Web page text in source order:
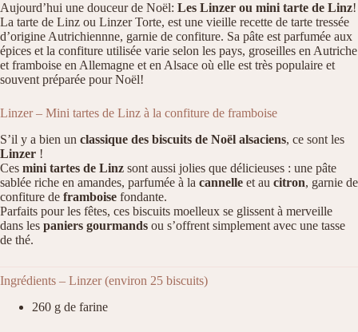
Aujourd’hui une douceur de Noël: Les Linzer ou mini tarte de Linz!
La tarte de Linz ou Linzer Torte, est une vieille recette de tarte tressée
d’origine Autrichiennne, garnie de confiture. Sa pâte est parfumée aux
épices et la confiture utilisée varie selon les pays, groseilles en Autriche
et framboise en Allemagne et en Alsace où elle est très populaire et
souvent préparée pour Noël!
Linzer – Mini tartes de Linz à la confiture de framboise
S’il y a bien un classique des biscuits de Noël alsaciens, ce sont les
Linzer !
Ces mini tartes de Linz sont aussi jolies que délicieuses : une pâte
sablée riche en amandes, parfumée à la cannelle et au citron, garnie de
confiture de framboise fondante.
Parfaits pour les fêtes, ces biscuits moelleux se glissent à merveille
dans les paniers gourmands ou s’offrent simplement avec une tasse
de thé.
Ingrédients – Linzer (environ 25 biscuits)
260 g de farine